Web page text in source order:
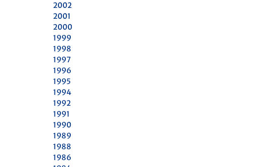
2002
2001
2000
1999
1998
1997
1996
1995
1994
1992
1991
1990
1989
1988
1986